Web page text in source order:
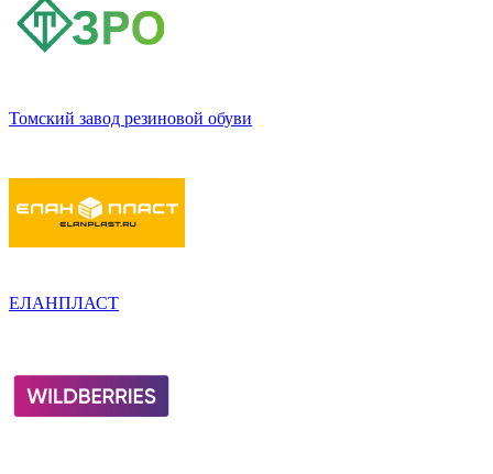
Томский завод резиновой обуви
ЕЛАНПЛАСТ